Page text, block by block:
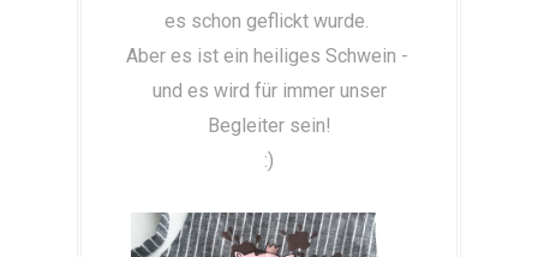
es schon geflickt wurde.
Aber es ist ein heiliges Schwein -
und es wird für immer unser
Begleiter sein!
:)